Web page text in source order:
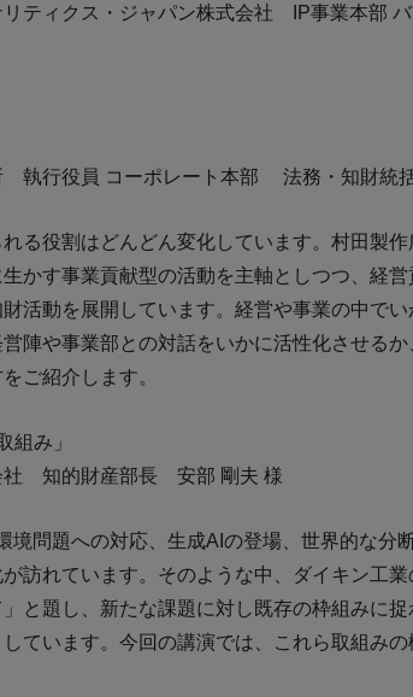
リティクス・ジャパン株式会社 IP事業本部
執行役員 コーポレート本部 法務・知財統
る役割はどんどん変化しています。村田製
かす事業貢献型の活動を主軸としつつ、経
活動を展開しています。経営や事業の中でい
陣や事業部との対話をいかに活性化させる
ご紹介します。
み」
社 知的財産部長 安部 剛夫 様
境問題への対応、生成AIの登場、世界的な分
訪れています。そのような中、ダイキン工
と題し、新たな課題に対し既存の枠組みに
ています。今回の講演では、これら取組みの